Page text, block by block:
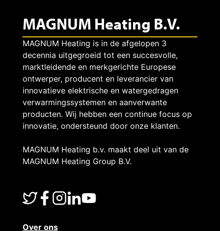
j
n
a
c
c
o
MAGNUM Heating B.V.
MAGNUM Heating is in de afgelopen 3
decennia uitgegroeid tot een succesvolle,
marktleidende en merkgerichte Europese
ontwerper, producent en leverancier van
innovatieve elektrische en watergedragen
verwarmingssystemen en aanverwante
producten. Wij hebben een continue focus op
innovatie, ondersteund door onze klanten.
MAGNUM Heating b.v. maakt deel uit van de
MAGNUM Heating Group B.V.
Over ons